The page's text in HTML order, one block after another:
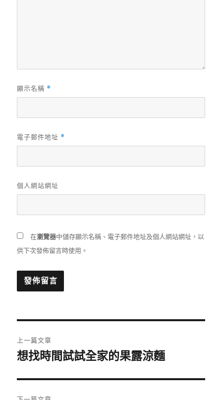
顯示名稱 *
電子郵件地址 *
個人網站網址
在瀏覽器中儲存顯示名稱、電子郵件地址及個人網站網址，以
供下次發佈留言時使用。
章
覽
上一篇文章
上
篇
文
想找時間試試全家的果露涼麵